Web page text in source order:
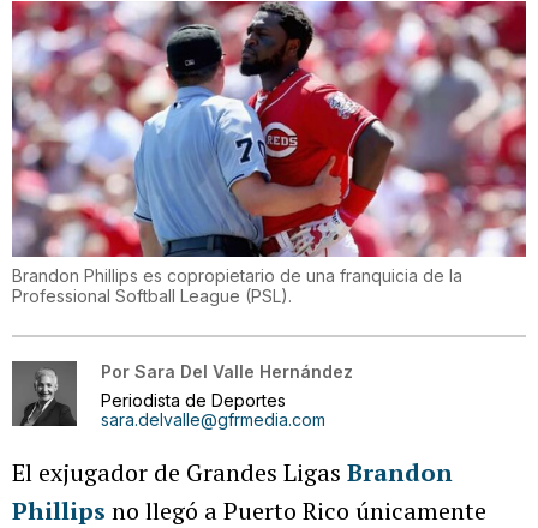
Brandon Phillips es copropietario de una franquicia de la
Professional Softball League (PSL).
Por Sara Del Valle Hernández
Periodista de Deportes
sara.delvalle@gfrmedia.com
El exjugador de Grandes Ligas Brandon
Phillips no llegó a Puerto Rico únicamente